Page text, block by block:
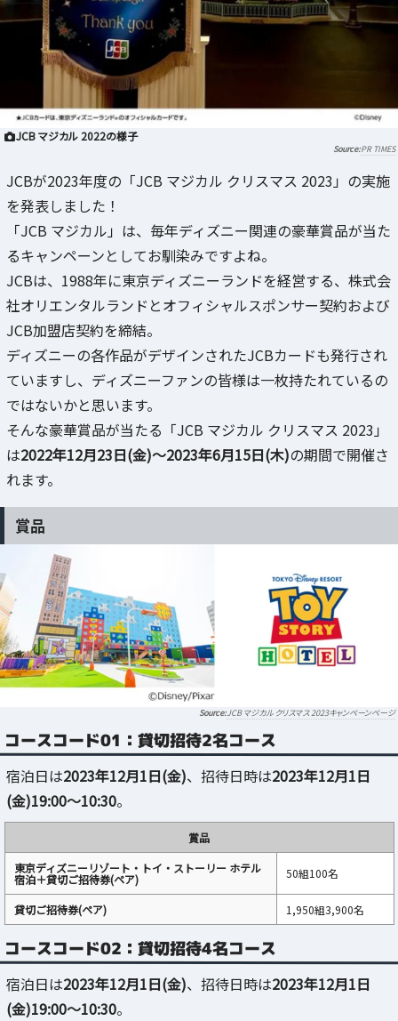
JCB マジカル 2022の様子
PR TIMES
JCBが2023年度の「JCB マジカル クリスマス 2023」の実施
を発表しました！
「JCB マジカル」は、毎年ディズニー関連の豪華賞品が当た
るキャンペーンとしてお馴染みですよね。
JCBは、1988年に東京ディズニーランドを経営する、株式会
社オリエンタルランドとオフィシャルスポンサー契約および
JCB加盟店契約を締結。
ディズニーの各作品がデザインされたJCBカードも発行され
ていますし、ディズニーファンの皆様は一枚持たれているの
ではないかと思います。
そんな豪華賞品が当たる「JCB マジカル クリスマス 2023」
は2022年12月23日(金)～2023年6月15日(木)の期間で開催さ
れます。
賞品
JCB マジカル クリスマス 2023キャンペーンページ
コースコード01：貸切招待2名コース
宿泊日は2023年12月1日(金)、招待日時は2023年12月1日
(金)19:00～10:30。
賞品
東京ディズニーリゾート・トイ・ストーリー ホテル
宿泊＋貸切ご招待券(ペア) 50組100名
貸切ご招待券(ペア) 1,950組3,900名
コースコード02：貸切招待4名コース
宿泊日は2023年12月1日(金)、招待日時は2023年12月1日
(金)19:00～10:30。